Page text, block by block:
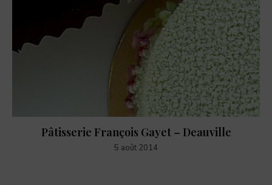
Pâtisserie François Gayet – Deauville
5 août 2014